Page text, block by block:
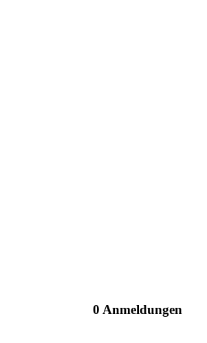
0 Anmeldungen